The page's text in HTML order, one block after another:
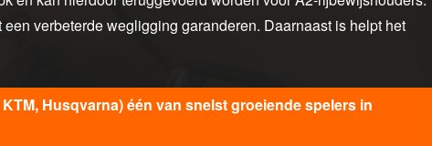
verbeterde wegligging garanderen. Daarnaast is helpt het
Husqvarna) één van snelst groeiende spelers in